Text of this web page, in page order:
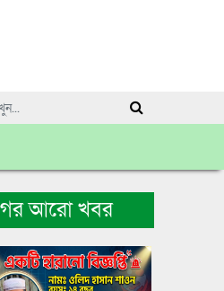
আরো খবর